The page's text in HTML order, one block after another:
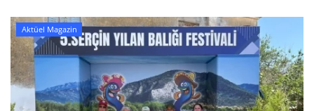
Aktüel Magazin